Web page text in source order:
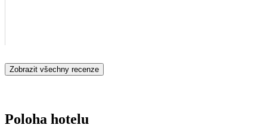
Zobrazit všechny recenze
Poloha hotelu